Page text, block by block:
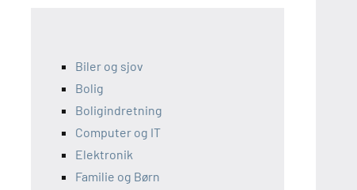
Biler og sjov
Bolig
Boligindretning
Computer og IT
Elektronik
Familie og Børn